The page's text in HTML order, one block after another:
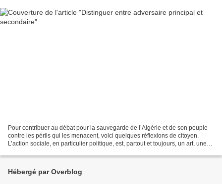
Pour contribuer au débat pour la sauvegarde de l’Algérie et de son peuple
contre les périls qui les menacent, voici quelques réflexions de citoyen.
L’action sociale, en particulier politique, est, partout et toujours, un art, une
Hébergé par Overblog